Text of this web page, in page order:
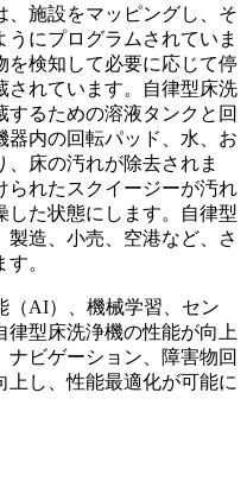
、施設をマッピングし、そ
にプログラムされていま
を検知して必要に応じて停
されています。自律型床洗
るための溶液タンクと回
器内の回転パッド、水、お
床の汚れが除去されま
られたスクイージーが汚れ
した状態にします。自律型
製造、小売、空港など、さ
。
（AI）、機械学習、セン
型床洗浄機の性能が向上
ナビゲーション、障害物回
し、性能最適化が可能に